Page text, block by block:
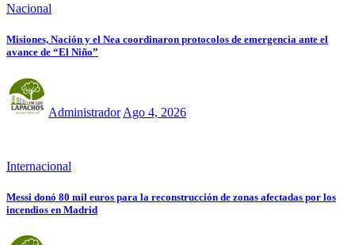
Nacional
Misiones, Nación y el Nea coordinaron protocolos de emergencia ante el
avance de “El Niño”
Administrador Ago 4, 2026
Internacional
Messi donó 80 mil euros para la reconstrucción de zonas afectadas por los
incendios en Madrid